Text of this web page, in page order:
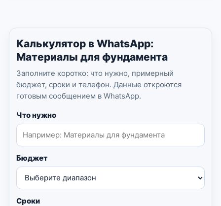
Калькулятор в WhatsApp:
Материалы для фундамента
Заполните коротко: что нужно, примерный
бюджет, сроки и телефон. Данные откроются
готовым сообщением в WhatsApp.
Что нужно
Бюджет
Сроки